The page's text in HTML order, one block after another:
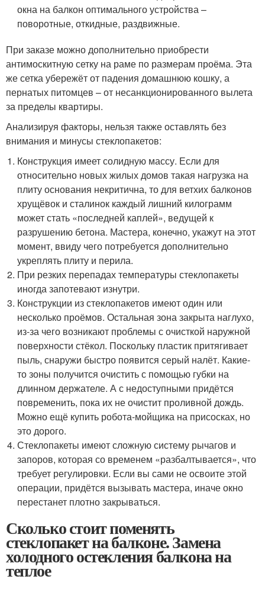
окна на балкон оптимального устройства –
поворотные, откидные, раздвижные.
При заказе можно дополнительно приобрести
антимоскитную сетку на раме по размерам проёма. Эта
же сетка убережёт от падения домашнюю кошку, а
пернатых питомцев – от несанкционированного вылета
за пределы квартиры.
Анализируя факторы, нельзя также оставлять без
внимания и минусы стеклопакетов:
Конструкция имеет солидную массу. Если для
относительно новых жилых домов такая нагрузка на
плиту основания некритична, то для ветхих балконов
хрущёвок и сталинок каждый лишний килограмм
может стать «последней каплей», ведущей к
разрушению бетона. Мастера, конечно, укажут на этот
момент, ввиду чего потребуется дополнительно
укреплять плиту и перила.
При резких перепадах температуры стеклопакеты
иногда запотевают изнутри.
Конструкции из стеклопакетов имеют один или
несколько проёмов. Остальная зона закрыта наглухо,
из-за чего возникают проблемы с очисткой наружной
поверхности стёкол. Поскольку пластик притягивает
пыль, снаружи быстро появится серый налёт. Какие-
то зоны получится очистить с помощью губки на
длинном держателе. А с недоступными придётся
повременить, пока их не очистит проливной дождь.
Можно ещё купить робота-мойщика на присосках, но
это дорого.
Стеклопакеты имеют сложную систему рычагов и
запоров, которая со временем «разбалтывается», что
требует регулировки. Если вы сами не освоите этой
операции, придётся вызывать мастера, иначе окно
перестанет плотно закрываться.
Сколько стоит поменять
стеклопакет на балконе. Замена
холодного остекления балкона на
теплое